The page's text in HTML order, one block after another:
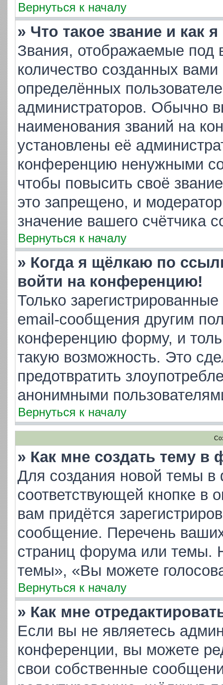
Вернуться к началу
» Что такое звание и как
Звания, отображаемые
количество созданных
определённых
администраторов. Обычно
наименования званий на
установлены её
конференцию ненужными
чтобы повысить своё
это запрещено, и
значение вашего счётчика
Вернуться к началу
» Когда я щёлкаю по
войти на конференцию!
Только
email-сообщения другим
конференцию форму, и
такую возможность. Это
предотвратить
анонимными
Вернуться к началу
» Как мне создать тему в
Для создания новой темы
соответствующей кнопке
вам придётся
сообщение. Перечень
страниц форума или темы.
темы», «Вы можете
Вернуться к началу
» Как мне
Если вы не являетесь
конференции, вы можете
свои собственные